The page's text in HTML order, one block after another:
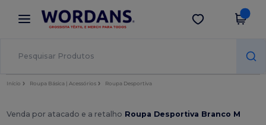
× App Wordans
Melhores preços na app!
Obter app
Início Roupa Básica | Acessórios Roupa Desportiva
Venda por atacado e a retalho Roupa Desportiva Branco M